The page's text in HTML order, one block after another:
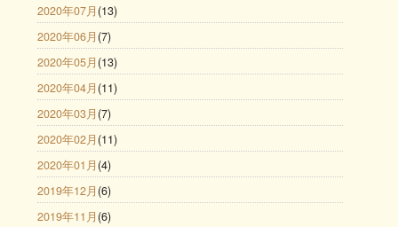
2020年07月 (13)
2020年06月 (7)
2020年05月 (13)
2020年04月 (11)
2020年03月 (7)
2020年02月 (11)
2020年01月 (4)
2019年12月 (6)
2019年11月 (6)